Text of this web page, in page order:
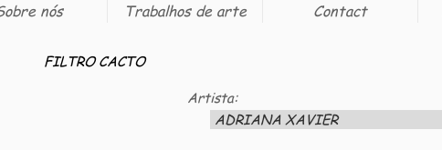
nós Trabalhos de arte Contact
FILTRO CACTO
Artista:
ADRIANA XAVIER